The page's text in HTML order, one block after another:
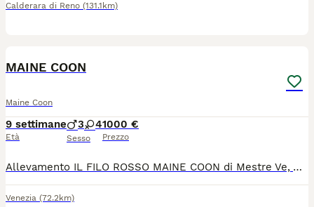
Calderara di Reno (131.1km)
MAINE COON
Maine Coon
9 settimane
Età
3 4
Sesso
1000 €
Prezzo
Allevamento IL FILO ROSSO MAINE COON di Mestre Ve, Abbiamo cuccioli disponibili con vaccini sverminazioni test genetici negativi ecocardio negativo filv felv negativo si rilascia copia al momento della cessione del cucciolo. Con pedigree Ottima alimentazione, socializzazione,cediamo da allevare e da compagnia
Venezia (72.2km)